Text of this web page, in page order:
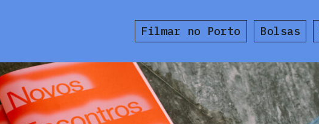
Filmar no Porto Bolsas